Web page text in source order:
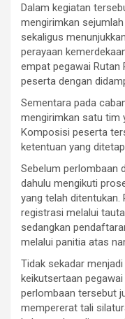
Dalam kegiatan
mengirimkan
sekaligus
perayaan
empat pegawai Rutan
peserta dengan
Sementara pada
mengirimkan satu tim
Komposisi peserta
ketentuan yang
Sebelum perlombaan
dahulu mengikuti
yang telah
registrasi melalui
sedangkan
melalui panitia atas
Tidak sekadar
keikutsertaan
perlombaan tersebut
mempererat tali